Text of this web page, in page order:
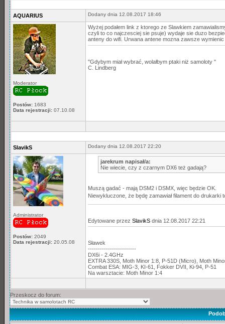
AQUARIUS Dodany dnia 12.08.2017 18:46
Moderator
Postów: 1683
Data rejestracji: 07.10.08
Wyżej podałem link z ktorego ze Slawkiem
czyli to co najczesciej sie psuje) wydaje sie duzo
anteny do wifi. Urwana antene mozna zawsze
"Gdybym miał wybrać, wolałbym ptaki niż samoloty "
C. Lindberg
SlavikS Dodany dnia 12.08.2017 22:20
Administrator
Postów: 2049
Data rejestracji: 20.05.08
jarekrum napisał/a:
Nie wiecie, czy z czarnym DX6 też gadają?
Muszą gadać - mają DSM2 i DSMX, więc będzie OK.
Niewykluczone, że będę zamawiał filament do
Edytowane przez SlavikS dnia 12.08.2017 22:21
Sławek
------------------------
DX6i - 2.4GHz
EXTRA 330S, Moth Minor 1:8, P-51D (Micro), Moth
Combat ESA: MIG-3, KI-61, Fokker DVII, Ki-94, P-51
Na warsztacie: Moth Minor 1:4
Przeskocz do forum: